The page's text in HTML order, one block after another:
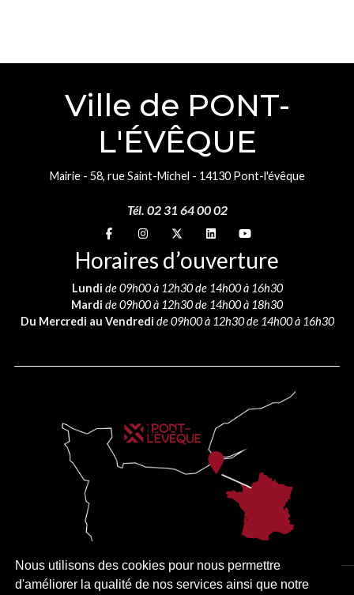
Nous utilisons des cookies pour nous permettre
d'améliorer la qualité de nos services ainsi que notre
Ville de PONT-
L'ÉVÊQUE
Mairie - 58, rue Saint-Michel - 14130 Pont-l'évêque
Tél. 02 31 64 00 02
Suivez-nous sur
Suivez-nous sur
Suivez-nous sur
Suivez-nous sur
Suivez-nous sur
Horaires d’ouverture
Lundi de 09h00 à 12h30 de 14h00 à 16h30
Mardi de 09h00 à 12h30 de 14h00 à 18h30
Du Mercredi au Vendredi de 09h00 à 12h30 de 14h00 à 16h30
PLAN DU SITE MENTIONS LÉGALES ACCESSIBILITÉ